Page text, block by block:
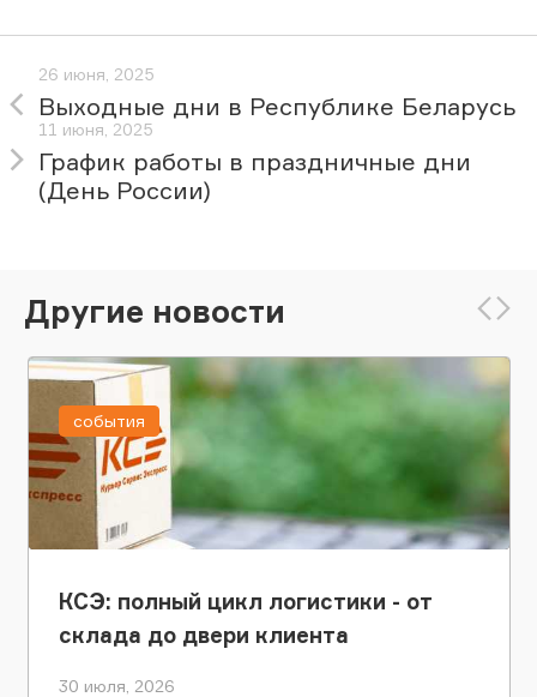
26 июня, 2025
Выходные дни в Республике Беларусь
11 июня, 2025
График работы в праздничные дни
(День России)
Другие новости
КСЭ: полный цикл логистики - от
склада до двери клиента
30 июля, 2026
события